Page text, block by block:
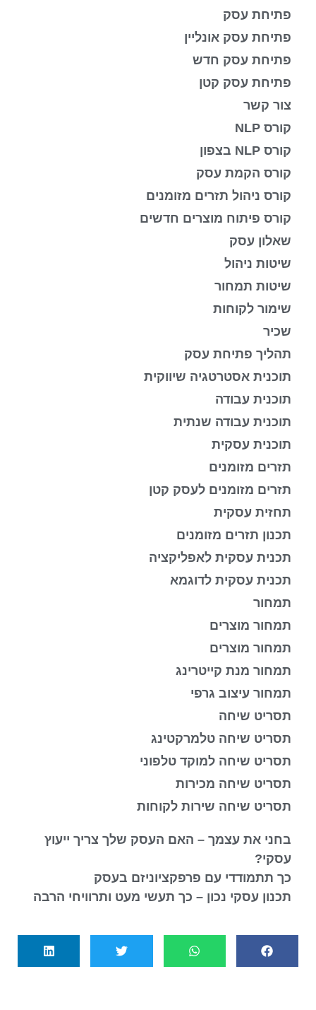
פתיחת עסק
פתיחת עסק אונליין
פתיחת עסק חדש
פתיחת עסק קטן
צור קשר
קורס NLP
קורס NLP בצפון
קורס הקמת עסק
קורס ניהול תזרים מזומנים
קורס פיתוח מוצרים חדשים
שאלון עסק
שיטות ניהול
שיטות תמחור
שימור לקוחות
שכיר
תהליך פתיחת עסק
תוכנית אסטרטגיה שיווקית
תוכנית עבודה
תוכנית עבודה שנתית
תוכנית עסקית
תזרים מזומנים
תזרים מזומנים לעסק קטן
תחזית עסקית
תכנון תזרים מזומנים
תכנית עסקית לאפליקציה
תכנית עסקית לדוגמא
תמחור
תמחור מוצרים
תמחור מוצרים
תמחור מנת קייטרינג
תמחור עיצוב גרפי
תסריט שיחה
תסריט שיחה טלמרקטינג
תסריט שיחה למוקד טלפוני
תסריט שיחה מכירות
תסריט שיחה שירות לקוחות
בחני את עצמך – האם העסק שלך צריך ייעוץ
עסקי?
כך תתמודדי עם פרפקציוניזם בעסק
תכנון עסקי נכון – כך תעשי מעט ותרוויחי הרבה